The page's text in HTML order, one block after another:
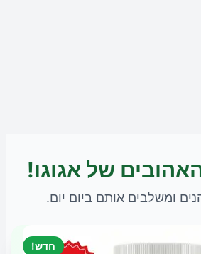
של אגוגו!
ומשלבים אותם ביום יום.
חדש!